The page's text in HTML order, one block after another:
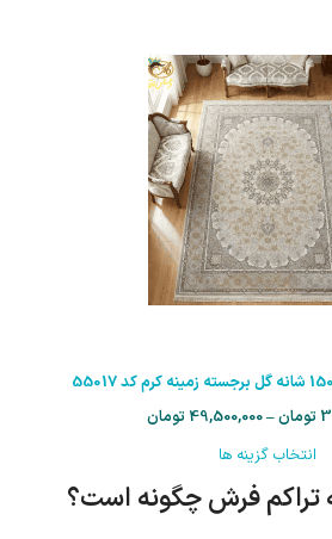
تومان–
49,500,000 تومان
انتخاب گزینه ها
فرش چگونه است؟